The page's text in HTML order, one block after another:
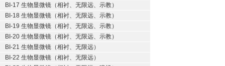
BI-17 生物显微镜（相衬、无限远、示教）
BI-18 生物显微镜（相衬、无限远、示教）
BI-19 生物显微镜（相衬、无限远、示教）
BI-20 生物显微镜（相衬、无限远、示教）
BI-21 生物显微镜（相衬、无限远）
BI-22 生物显微镜（相衬、无限远）